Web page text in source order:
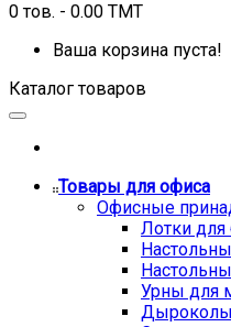
0 тов. - 0.00 TMT
Ваша корзина пуста!
Каталог товаров
Товары для офиса
Офисные
Лотки для
Урны для
Дыроколы